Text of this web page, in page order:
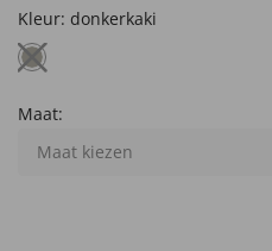
Kleur: donkerkaki
Maat:
Maat kiezen